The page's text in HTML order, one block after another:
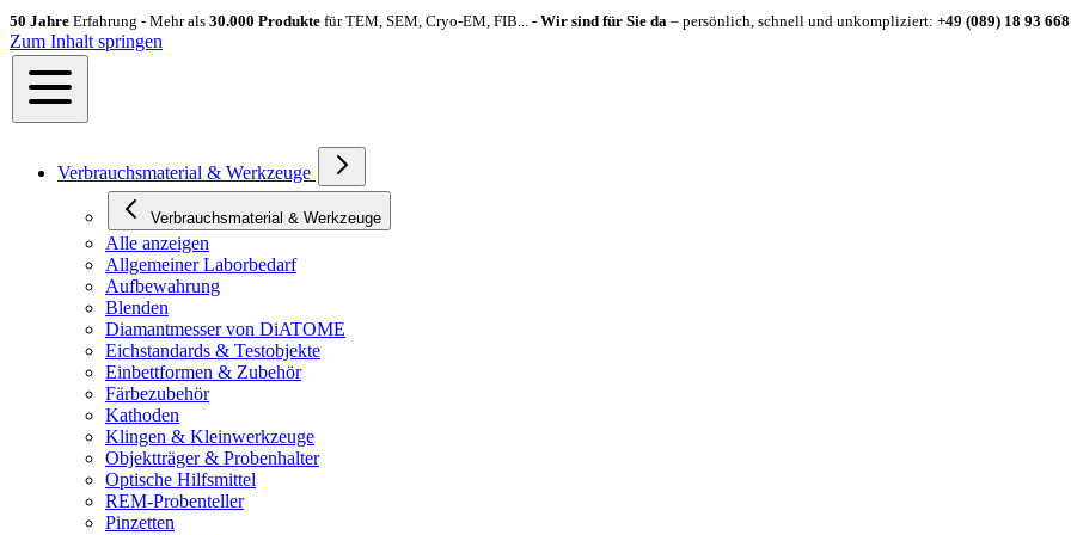
50 Jahre Erfahrung - Mehr als 30.000 Produkte für TEM, SEM, Cryo-EM, FIB... - Wir sind für Sie da – persönlich, schnell und unkompliziert: +49 (089) 18 93
Zum Inhalt springen
Verbrauchsmaterial & Werkzeuge
Verbrauchsmaterial & Werkzeuge
Alle anzeigen
Allgemeiner Laborbedarf
Aufbewahrung
Blenden
Diamantmesser von DiATOME
Eichstandards & Testobjekte
Einbettformen & Zubehör
Färbezubehör
Kathoden
Klingen & Kleinwerkzeuge
Objektträger & Probenhalter
Optische Hilfsmittel
REM-Probenteller
Pinzetten